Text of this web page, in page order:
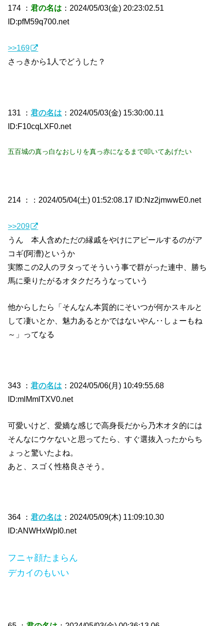
174 ：君の名は ：2024/05/03(金) 20:23:02.51
ID:pfM59q700.net
>>169
さっきから1人でどうした？
131 ：君の名は ：2024/05/03(金) 15:30:00.11
ID:F10cqLXF0.net
五百城の真っ白なおしりを真っ赤になるまで叩いてあげたい
214 ： ：2024/05/04(土) 01:52:08.17 ID:Nz2jmwwE0.net
>>209
うん 本人含めただの縁戚をやけにアピールするのがア
コギ(阿漕)というか
実際この2人のヲタってそういう事で群がった連中、勝ち
馬に乗りたがるオタクだろうなっていう
他からしたら「そんなん本質的にそいつが何かスキルと
して凄いとか、魅力あるとかではないやん‥しょーもね
～」ってなる
343 ：君の名は ：2024/05/06(月) 10:49:55.68
ID:mlMmlTXV0.net
可愛いけど、愛嬌な感じで高身長だから乃木オタ的には
そんなにウケないと思ってたら、すぐ選抜入ったからち
ょっと驚いたよね。
あと、スゴく性格良さそう。
364 ：君の名は ：2024/05/09(木) 11:09:10.30
ID:ANWHxWpI0.net
フニャ顔たまらん
デカイのもいい